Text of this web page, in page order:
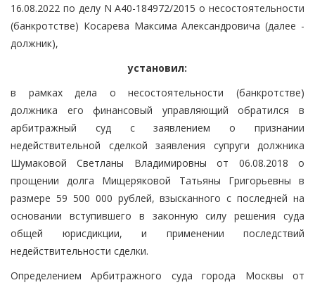
16.08.2022 по делу N А40-184972/2015 о несостоятельности
(банкротстве) Косарева Максима Александровича (далее -
должник),
установил:
в рамках дела о несостоятельности (банкротстве)
должника его финансовый управляющий обратился в
арбитражный суд с заявлением о признании
недействительной сделкой заявления супруги должника
Шумаковой Светланы Владимировны от 06.08.2018 о
прощении долга Мищеряковой Татьяны Григорьевны в
размере 59 500 000 рублей, взысканного с последней на
основании вступившего в законную силу решения суда
общей юрисдикции, и применении последствий
недействительности сделки.
Определением Арбитражного суда города Москвы от